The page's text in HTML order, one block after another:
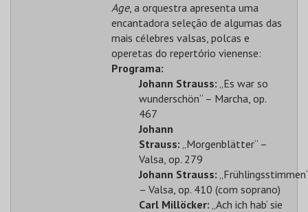
Age, a orquestra apresenta uma
encantadora seleção de algumas das
mais célebres valsas, polcas e
operetas do repertório vienense:
Programa:
Johann Strauss: „Es war so
wunderschön“ – Marcha, op.
467
Johann
Strauss: „Morgenblätter“ –
Valsa, op. 279
Johann Strauss:
– Valsa, op. 410 (com soprano)
Carl Millöcker: „Ach ich hab‘ sie